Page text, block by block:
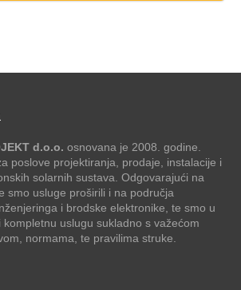
d.o.o. osnovana je 2008. godine.
poslove projektiranja, prodaje, instalacije i
solarnih sustava. Odgovarajući na
smo usluge proširili i na područja
i brodske elektronike, te smo u
uslugu sukladno s važećom
normama, te pravilima struke.